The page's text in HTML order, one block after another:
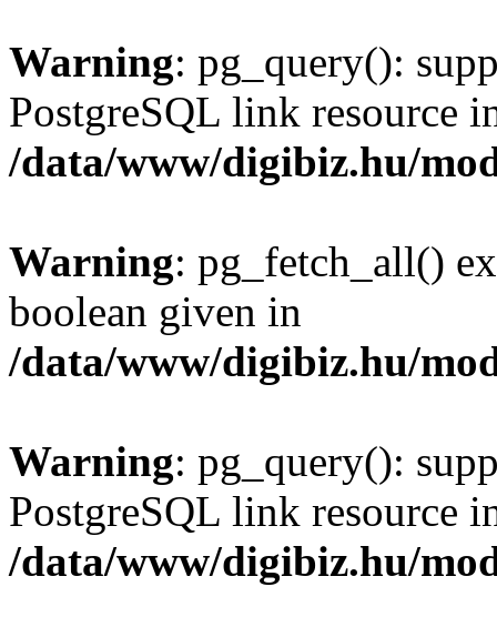
Warning: pg_query():
PostgreSQL link resource
/data/www/digibiz.hu/
Warning: pg_fetch_all()
boolean given in
/data/www/digibiz.hu/
Warning: pg_query():
PostgreSQL link resource
/data/www/digibiz.hu/